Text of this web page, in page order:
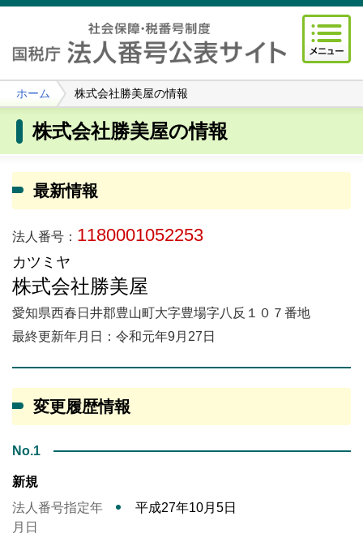
ホーム 株式会社勝美屋の情報
株式会社勝美屋の情報
最新情報
法人番号： 1180001052253
カツミヤ
株式会社勝美屋
愛知県西春日井郡豊山町大字豊場字八反１０７番地
最終更新年月日：令和元年9月27日
変更履歴情報
No.1
新規
法人番号指定年
月日
平成27年10月5日